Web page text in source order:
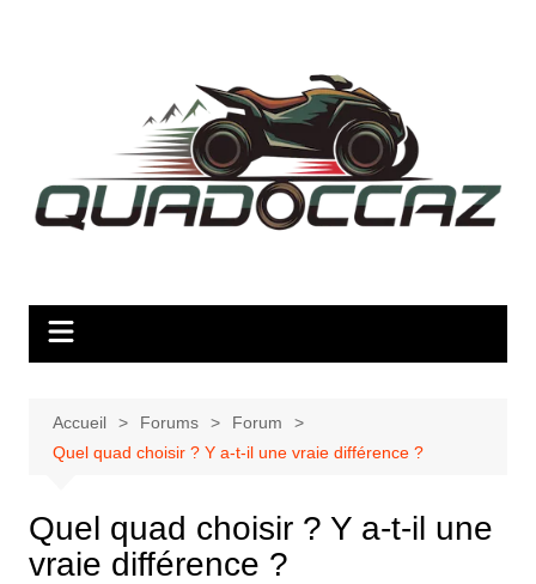
Accueil Forums
Forum
Quel quad choisir ? Y a-t-il une vraie différence ?
Quel quad choisir ? Y a-t-il une
vraie différence ?